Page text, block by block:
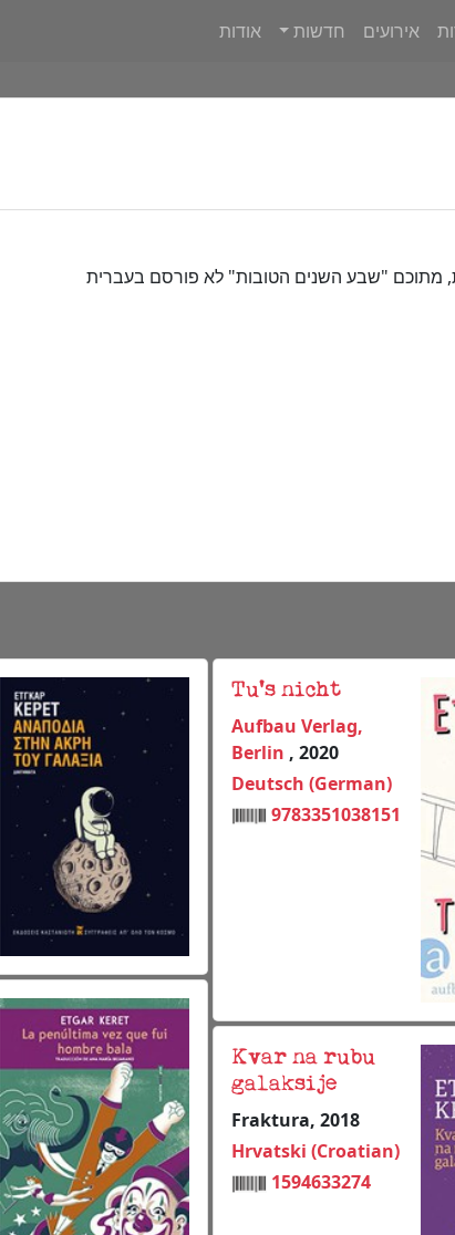
אירועים חדשות אודות
מתוכם "שבע השנים הטובות" לא פורסם בעברית
Tu's nicht
Aufbau Verlag,
Berlin , 2020
Deutsch (German)
9783351038151
Kvar na rubu
galaksije
Fraktura, 2018
Hrvatski (Croatian)
1594633274